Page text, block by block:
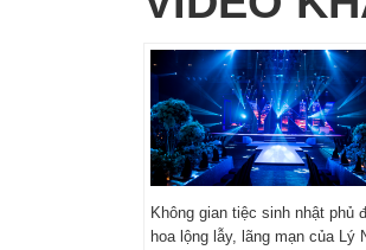
Không gian tiệc sinh nhật phủ
hoa lộng lẫy, lãng mạn của Lý